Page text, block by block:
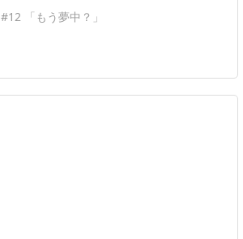
#12 「もう夢中？」